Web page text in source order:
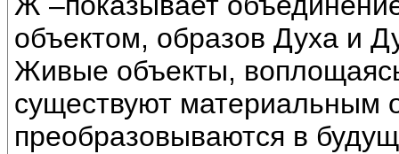
объектом, образов Духа и
Живые объекты,
существуют материальным
преобразовываются в